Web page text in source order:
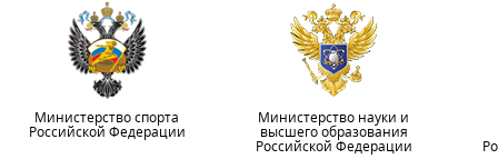
Министерство спорта
Российской Федерации
Министерство науки и
высшего образования
Российской Федерации